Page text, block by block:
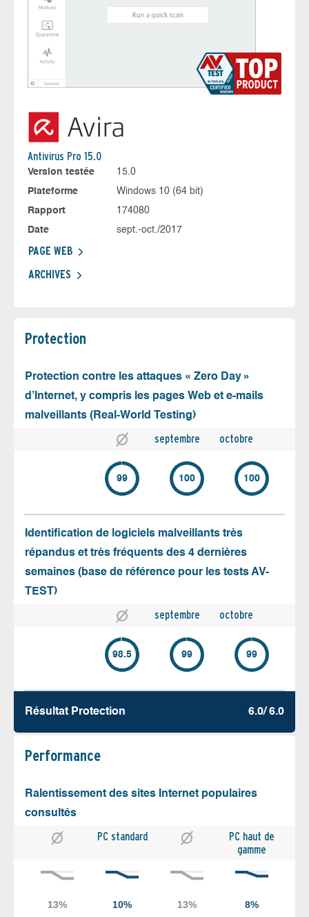
Antivirus Pro 15.0
Version testée
15.0
Plateforme
Windows 10 (64 bit)
Rapport
174080
Date
sept.-oct./2017
PAGE WEB
ARCHIVES
Protection
Protection contre les attaques « Zero Day »
d’Internet, y compris les pages Web et e-mails
malveillants (Real-World Testing)
septembre octobre
99 100 100
Identification de logiciels malveillants très
répandus et très fréquents des 4 dernières
semaines (base de référence pour les tests AV-
TEST)
septembre octobre
98.5 99 99
Résultat Protection 6.0/ 6.0
Performance
Ralentissement des sites Internet populaires
consultés
PC standard
PC haut de
gamme